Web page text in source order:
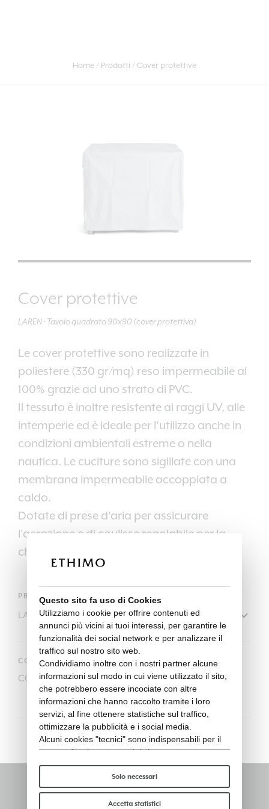
Home Prodotti Cover protettive
Cover protettive
LAREN - Tavolo quadrato 90x90 (cover protettiva)
Le cover protettive sono realizzate in
poliestere (330 gr/mq) reso impermeabile al
100% grazie ad uno strato di PVC.
Il tessuto è inoltre resistente ai raggi UV, alle
intemperie ed è ideale per l'utilizzo anche in
condizioni ambientali estreme o nella
nautica. Le cuciture sono sigillate con una
membrana impermeabile accoppiata a
caldo.
Dotate di prese d'aria per assicurare
l'aerazione e di coulisse regolabile per la
chiusura.
PRODOTTI
CODICE
COVER124
Rimani informato
Questo sito fa uso di Cookies
Utilizziamo i cookie per offrire contenuti ed
annunci più vicini ai tuoi interessi, per garantire le
funzionalità dei social network e per analizzare il
traffico sul nostro sito web.
Condividiamo inoltre con i nostri partner alcune
informazioni sul modo in cui viene utilizzato il sito,
che potrebbero essere incociate con altre
informazioni che hanno raccolto tramite i loro
servizi, al fine ottenere statistiche sul traffico,
ottimizzare la pubblicità e i social media.
Alcuni cookies "tecnici" sono indispensabili per il
corretto funzionamento del sito e non trattano o
condividono con terzi alcun dato personale. Per
saperne di più puoi consultare la nostra
policy.
Per favore, scegli quali cookie accettare:
Solo necessari
Accetta statistici